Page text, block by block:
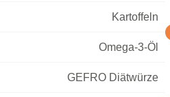
Kartoffeln
Omega-3-Öl
GEFRO Diätwürze